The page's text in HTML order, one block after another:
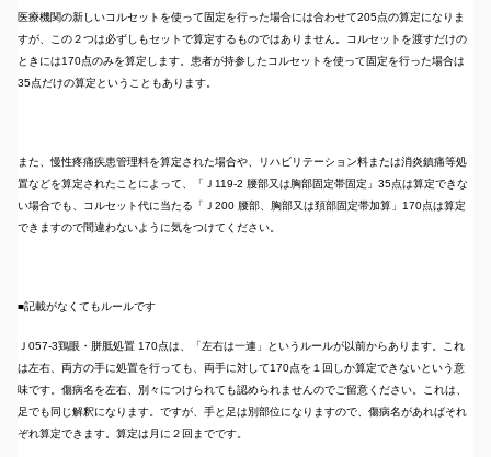
医療機関の新しいコルセットを使って固定を行った場合には合わせて205点の算定になりま
すが、この２つは必ずしもセットで算定するものではありません。コルセットを渡すだけの
ときには170点のみを算定します。患者が持参したコルセットを使って固定を行った場合は
35点だけの算定ということもあります。
また、慢性疼痛疾患管理料を算定された場合や、リハビリテーション料または消炎鎮痛等処
置などを算定されたことによって、「Ｊ119-2 腰部又は胸部固定帯固定」35点は算定できな
い場合でも、コルセット代に当たる「Ｊ200 腰部、胸部又は頚部固定帯加算」170点は算定
できますので間違わないように気をつけてください。
■記載がなくてもルールです
Ｊ057-3鶏眼・胼胝処置 170点は、「左右は一連」というルールが以前からあります。これ
は左右、両方の手に処置を行っても、両手に対して170点を１回しか算定できないという意
味です。傷病名を左右、別々につけられても認められませんのでご留意ください。これは、
足でも同じ解釈になります。ですが、手と足は別部位になりますので、傷病名があればそれ
ぞれ算定できます。算定は月に２回までです。